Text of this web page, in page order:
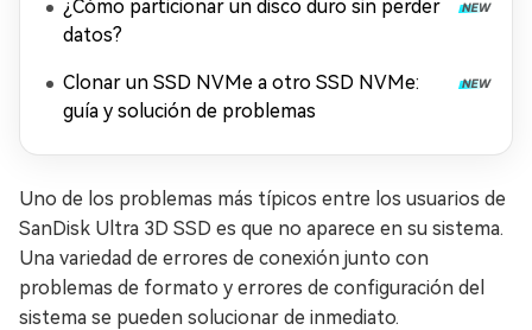
¿Cómo particionar un disco duro sin perder
datos?
Clonar un SSD NVMe a otro SSD NVMe:
guía y solución de problemas
Uno de los problemas más típicos entre los usuarios de
SanDisk Ultra 3D SSD es que no aparece en su sistema.
Una variedad de errores de conexión junto con
problemas de formato y errores de configuración del
sistema se pueden solucionar de inmediato.